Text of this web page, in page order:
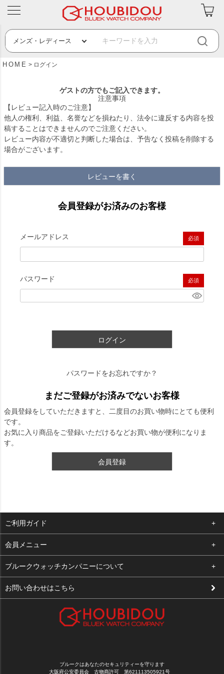
HOME ログイン
ゲストの方でもご記入できます。
注意事項
【レビュー記入時のご注意】
他人の権利、利益、名誉などを損ねたり、法令に違反する内容を投
稿することはできませんのでご注意ください。
レビュー内容が不適切と判断した場合は、予告なく投稿を削除する
場合がございます。
レビューを書く
会員登録がお済みのお客様
メールアドレス
(必須)
パスワード
(必須)
ログイン
パスワードをお忘れですか？
まだご登録がお済みでないお客様
会員登録をしていただきますと、二度目のお買い物時にとても便利
です。
お気に入り商品をご登録いただけるなどお買い物が便利になりま
す。
会員登録
ご利用ガイド
よくある質問
支払い・送料
修理依頼
会員メニュー
ログイン
お気に入り
ブルークウォッチカンパニーについて
会社概要
お問い合わせはこちら
ブルークはあなたのセキュリティーを守ります
大阪府公安委員会 古物商許可 第621113505921号